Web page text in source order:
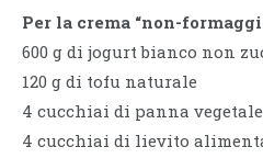
Per la crema “non-
600 g di jogurt bianco non
120 g di tofu naturale
4 cucchiai di panna vegetale
4 cucchiai di lievito